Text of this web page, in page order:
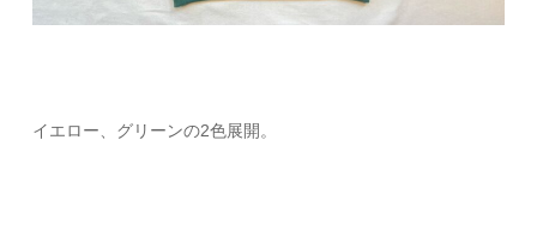
イエロー、グリーンの2色展開。